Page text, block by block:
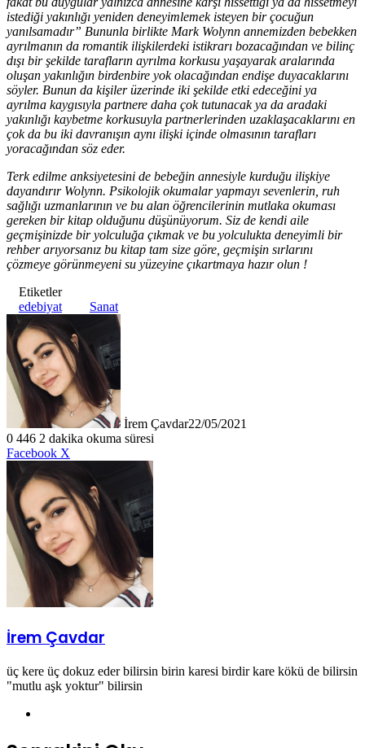
istediği yakınlığı yeniden deneyimlemek isteyen bir çocuğun
yanılsamadır” Bununla birlikte Mark Wolynn annemizden bebekken
ayrılmanın da romantik ilişkilerdeki istikrarı bozacağından ve bilinç
dışı bir şekilde tarafların ayrılma korkusu yaşayarak aralarında
oluşan yakınlığın birdenbire yok olacağından endişe duyacaklarını
söyler. Bunun da kişiler üzerinde iki şekilde etki edeceğini ya
ayrılma kaygısıyla partnere daha çok tutunacak ya da aradaki
yakınlığı kaybetme korkusuyla partnerlerinden uzaklaşacaklarını en
çok da bu iki davranışın aynı ilişki içinde olmasının tarafları
yoracağından söz eder.
Terk edilme anksiyetesini de bebeğin annesiyle kurduğu ilişkiye
dayandırır Wolynn. Psikolojik okumalar yapmayı sevenlerin, ruh
sağlığı uzmanlarının ve bu alan öğrencilerinin mutlaka okuması
gereken bir kitap olduğunu düşünüyorum. Siz de kendi aile
geçmişinizde bir yolculuğa çıkmak ve bu yolculukta deneyimli bir
rehber arıyorsanız bu kitap tam size göre, geçmişin sırlarını
çözmeye görünmeyeni su yüzeyine çıkartmaya hazır olun !
Etiketler
edebiyat
Sanat
İrem Çavdar22/05/2021
0 446 2 dakika okuma süresi
Facebook X
ile
paylaş
İrem Çavdar
üç kere üç dokuz eder bilirsin birin karesi birdir kare kökü de bilirsin
"mutlu aşk yoktur" bilirsin